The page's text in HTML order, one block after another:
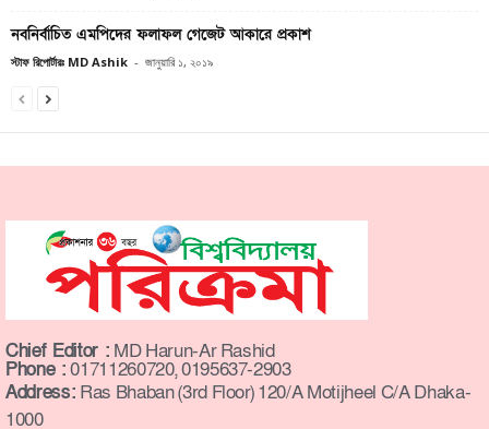
নবনির্বাচিত এমপিদের ফলাফল গেজেট আকারে প্রকাশ
স্টাফ রিপোর্টারঃ MD Ashik - জানুয়ারি ১, ২০১৯
Chief Editor : MD Harun-Ar Rashid
Phone :01711260720, 0195637-2903
Address: Ras Bhaban (3rd Floor) 120/A Motijheel C/A Dhaka-
1000